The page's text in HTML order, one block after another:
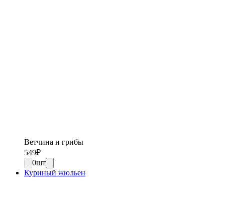
Ветчина и грибы
549₽
0шт
Куриный жюльен